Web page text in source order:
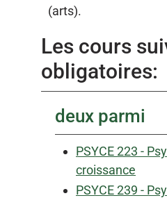
(arts).
Les cours
obligatoires:
deux parmi
PSYCE 223 -
croissance
PSYCE 239 -